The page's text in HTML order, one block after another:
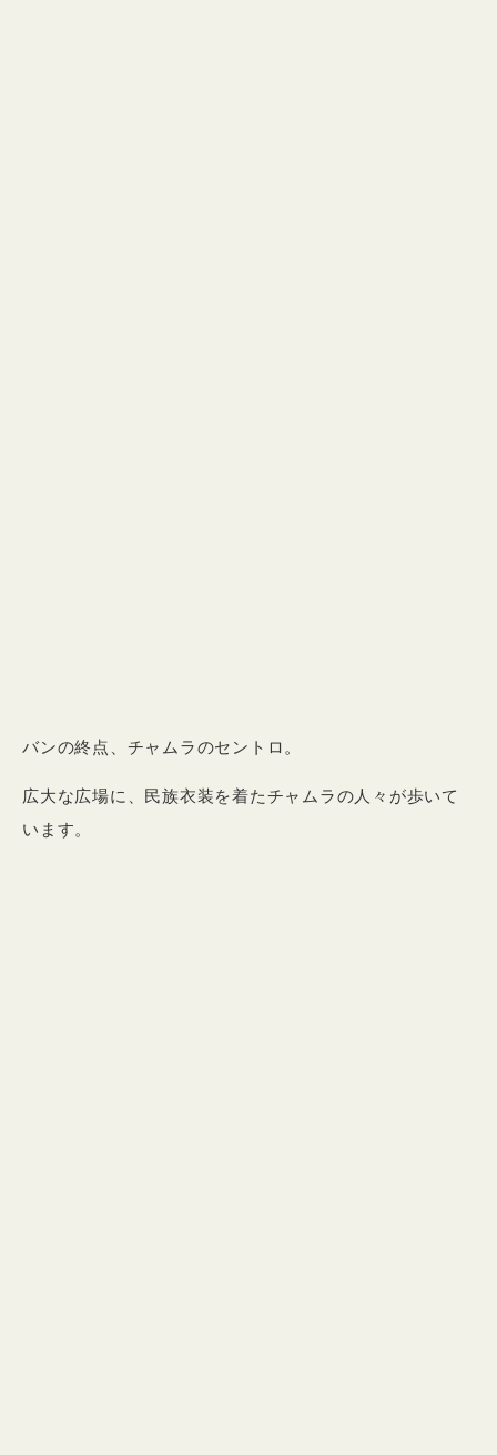
バンの終点、チャムラのセントロ。
広大な広場に、民族衣装を着たチャムラの人々が歩いて
います。